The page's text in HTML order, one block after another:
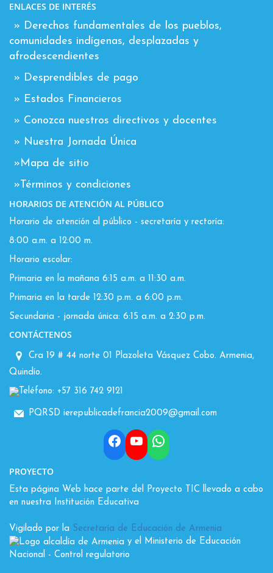
ENLACES DE INTERÉS
» Derechos fundamentales de los pueblos,
comunidades indígenas, desplazadas y
afrodescendientes
» Desprendibles de pago
» Estados Financieros
» Conozca nuestros directivos y docentes
» Nuestra Jornada Única
»Mapa de sitio
»Términos y condiciones
HORARIOS DE ATENCIÓN AL PÚBLICO
Horario de atención al público - secretaría y rectoría:
8:00 a.m. a 12:00 m.
Horario escolar:
Primaria en la mañana 6:15 a.m. a 11:30 a.m.
Primaria en la tarde 12:30 p.m. a 6:00 p.m.
Secundaria - jornada única: 6:15 a.m. a 2:30 p.m.
CONTÁCTENOS
Cra 19 # 44 norte 01 Plazoleta Vásquez Cobo. Armenia,
Quindío.
Teléfono: +57 316 742 9121
PQRSD ierepublicadefrancia2009@gmail.com
Facebook
YouTubeWhatsApp
PROYECTO
Esta página Web hace parte del Proyecto TIC llevado a cabo
en nuestra Institución Educativa
Vigilado por la Secretaría de Educación de Armenia
y el Ministerio de Educación
Nacional - Control regulatorio